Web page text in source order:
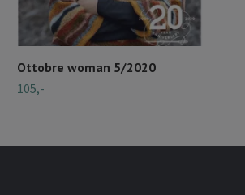
Ottobre woman 5/2020
105,-